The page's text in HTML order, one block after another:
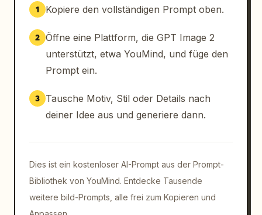
1 Kopiere den vollständigen Prompt oben.
2 Öffne eine Plattform, die GPT Image 2
unterstützt, etwa YouMind, und füge den
Prompt ein.
3
Tausche Motiv, Stil oder Details nach
deiner Idee aus und generiere dann.
Dies ist ein kostenloser AI-Prompt aus der Prompt-
Bibliothek von YouMind. Entdecke Tausende
weitere bild-Prompts, alle frei zum Kopieren und